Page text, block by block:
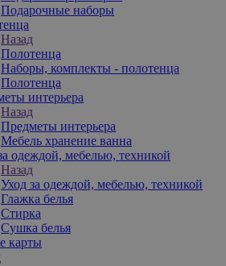
Подарочные наборы
Назад
Полотенца
Наборы, комплекты - полотенца
Полотенца
интерьера
Назад
Предметы интерьера
Мебель хранение ванна
одеждой, мебелью, техникой
Назад
Уход за одеждой, мебелью, техникой
Глажка белья
Стирка
Сушка белья
карты